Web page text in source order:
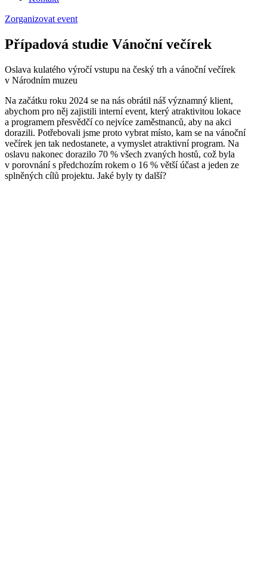
Zorganizovat event
Případová studie Vánoční večírek
Oslava kulatého výročí vstupu na český trh a vánoční večírek
v Národním muzeu
Na začátku roku 2024 se na nás obrátil náš významný klient,
abychom pro něj zajistili interní event, který atraktivitou lokace
a programem přesvědčí co nejvíce zaměstnanců, aby na akci
dorazili. Potřebovali jsme proto vybrat místo, kam se na vánoční
večírek jen tak nedostanete, a vymyslet atraktivní program. Na
oslavu nakonec dorazilo 70 % všech zvaných hostů, což byla
v porovnání s předchozím rokem o 16 % větší účast a jeden ze
splněných cílů projektu. Jaké byly ty další?